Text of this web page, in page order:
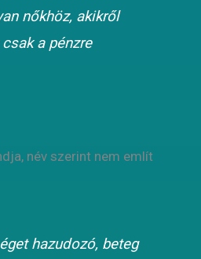
nőkhöz, akikről
a pénzre
név szerint nem említ
hazudozó, beteg